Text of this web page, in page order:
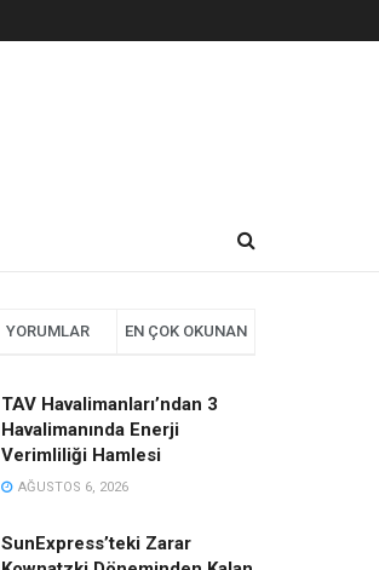
YORUMLAR EN ÇOK OKUNAN
TAV Havalimanları’ndan 3
Havalimanında Enerji
Verimliliği Hamlesi
AĞUSTOS 6, 2026
SunExpress’teki Zarar